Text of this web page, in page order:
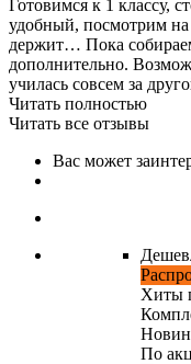
Готовимся к 1 классу,
удобный, посмотрим
держит… Пока
дополнительно.
училась совсем за
Читать полностью
Читать все отзывы
Вас может
Хиты
По